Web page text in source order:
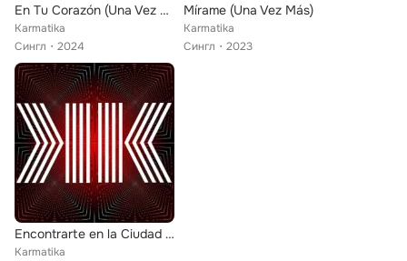
En Tu Corazón (Una Vez Más)
Karmatika
Сингл
2024
Mírame (Una Vez Más)
Karmatika
Сингл
2023
Encontrarte en la Ciudad (En Vivo)
Karmatika